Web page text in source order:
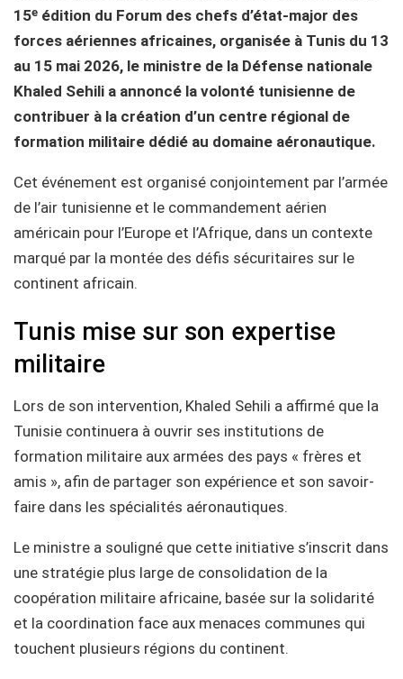
15ᵉ édition du Forum des chefs d’état-major des
forces aériennes africaines, organisée à Tunis du 13
au 15 mai 2026, le ministre de la Défense nationale
Khaled Sehili a annoncé la volonté tunisienne de
contribuer à la création d’un centre régional de
formation militaire dédié au domaine aéronautique.
Cet événement est organisé conjointement par l’armée
de l’air tunisienne et le commandement aérien
américain pour l’Europe et l’Afrique, dans un contexte
marqué par la montée des défis sécuritaires sur le
continent africain.
Tunis mise sur son expertise
militaire
Lors de son intervention, Khaled Sehili a affirmé que la
Tunisie continuera à ouvrir ses institutions de
formation militaire aux armées des pays « frères et
amis », afin de partager son expérience et son savoir-
faire dans les spécialités aéronautiques.
Le ministre a souligné que cette initiative s’inscrit dans
une stratégie plus large de consolidation de la
coopération militaire africaine, basée sur la solidarité
et la coordination face aux menaces communes qui
touchent plusieurs régions du continent.